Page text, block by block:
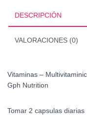
Caps
DESCRIPCIÓN
VALORACIONES (0)
Vitaminas –
Gph Nutrition
Tomar 2 capsulas diarias